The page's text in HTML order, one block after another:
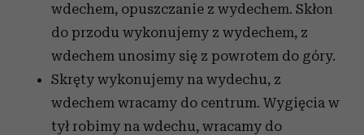
wdechem, opuszczanie z wydechem. Skłon
do przodu wykonujemy z wydechem, z
wdechem unosimy się z powrotem do góry.
Skręty wykonujemy na wydechu, z
wdechem wracamy do centrum. Wygięcia w
tył robimy na wdechu, wracamy do